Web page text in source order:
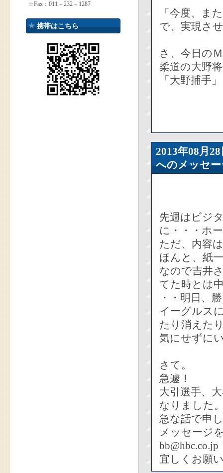
☆Fax：011－232－1287
携帯はこちら
「今度、ま
で、実現さ
さ、今日の
柔道の大野
「大野捕手
2013年08
へのメッセ
先週はビジ
に・・・ホ
ただ、内容
ほんと、紙
なので吉井
てた時とは
・・明日、
イーグルス
たり消えた
気にせずに
さて。
急遽！
大引選手、
なりました
急な話で申
メッセージ
bb@hbc.co.jp
宜しくお願